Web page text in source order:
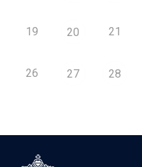
19 20 21
26 27 28